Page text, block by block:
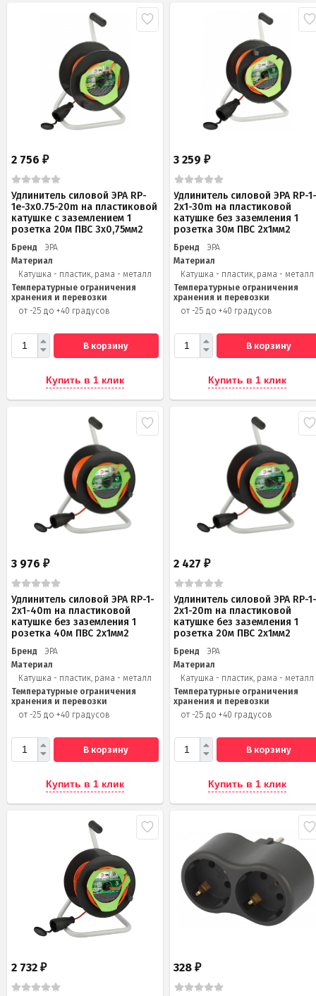
2 756 ₽
Удлинитель силовой ЭРА RP-
1e-3х0.75-20m на пластиковой
катушке c заземлением 1
розетка 20м ПВС 3х0,75мм2
Бренд
ЭРА
Материал
Катушка - пластик, рама - металл
Температурные ограничения
хранения и перевозки
от -25 до +40 градусов
В корзину
Купить в 1 клик
3 259₽
Удлинитель силовой ЭРА RP-
2x1-30m на пластиковой
катушке без заземления 1
розетка 30м ПВС 2x1мм2
Бренд
ЭРА
Материал
Катушка - пластик, рама - металл
Температурные ограничения
хранения и перевозки
от -25 до +40 градусов
В корзину
Купить в 1 клик
3 976 ₽
Удлинитель силовой ЭРА RP-1-
2x1-40m на пластиковой
катушке без заземления 1
розетка 40м ПВС 2x1мм2
Бренд
ЭРА
Материал
Катушка - пластик, рама - металл
Температурные ограничения
хранения и перевозки
от -25 до +40 градусов
В корзину
Купить в 1 клик
2 427₽
Удлинитель силовой ЭРА RP-
2x1-20m на пластиковой
катушке без заземления 1
розетка 20м ПВС 2х1мм2
Бренд
ЭРА
Материал
Катушка - пластик, рама - металл
Температурные ограничения
хранения и перевозки
от -25 до +40 градусов
В корзину
Купить в 1 клик
2 732 ₽ 328₽